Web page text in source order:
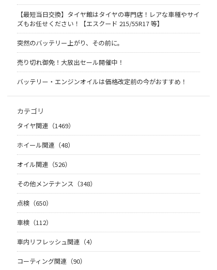
【最短当日交換】タイヤ館はタイヤの専門店！レアな車種やサイ
ズもお任せください！【エスクード 215/55R17 等】
突然のバッテリー上がり、その前に。
売り切れ御免！大放出セール開催中！
バッテリー・エンジンオイルは価格改定前の今がおすすめ！
カテゴリ
タイヤ関連（1469）
ホイール関連（48）
オイル関連（526）
その他メンテナンス（348）
点検（650）
車検（112）
車内リフレッシュ関連（4）
コーティング関連（90）